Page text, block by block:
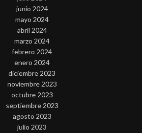
junio 2024
mayo 2024
abril 2024
marzo 2024
febrero 2024
enero 2024
diciembre 2023
noviembre 2023
octubre 2023
septiembre 2023
agosto 2023
julio 2023